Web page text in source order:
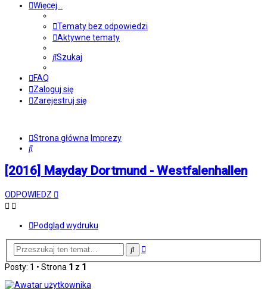
Więcej…
Tematy bez odpowiedzi
Aktywne tematy
Szukaj
FAQ
Zaloguj się
Zarejestruj się
Strona główna Imprezy
Szukaj
[2016] Mayday Dortmund - Westfalenhallen
ODPOWIEDZ
Podgląd wydruku
SzukajWyszukiwanie
Posty: 1 • Strona 1 z 1